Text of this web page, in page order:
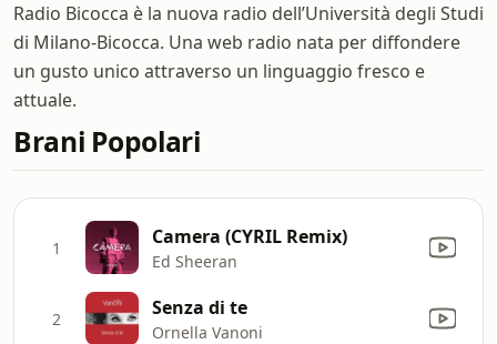
Radio Bicocca è la nuova radio dell’Università degli Studi
di Milano-Bicocca. Una web radio nata per diffondere
un gusto unico attraverso un linguaggio fresco e
attuale.
Brani Popolari
1 Camera (CYRIL Remix)
Ed Sheeran
2 Senza di te
Ornella Vanoni